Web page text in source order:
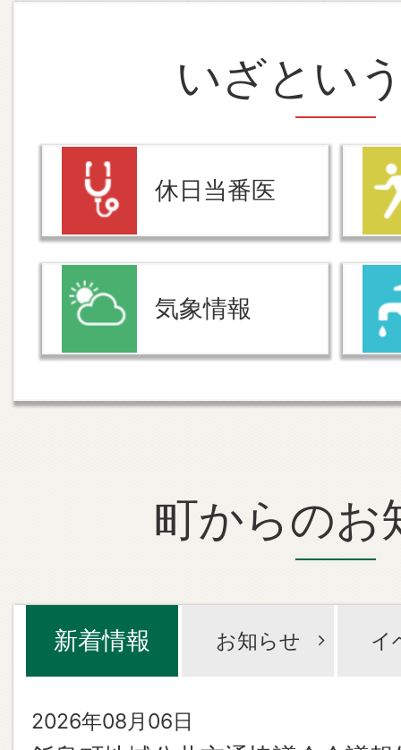
いざとい
休日当番医
気象情報
町からのお
新着情報 お知らせ イ
新
2026年08月06日